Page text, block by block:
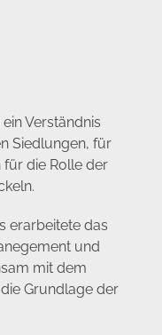
Verständnis
Siedlungen, für
die Rolle der
erarbeitete das
und
mit dem
Grundlage der